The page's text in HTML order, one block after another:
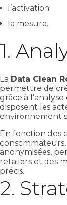
l’activation
la mesure.
1.
La Data Clean
permettre de
grâce à
disposent les
environnement
En fonction des
anonymisées,
retailers et des
précis.
2.